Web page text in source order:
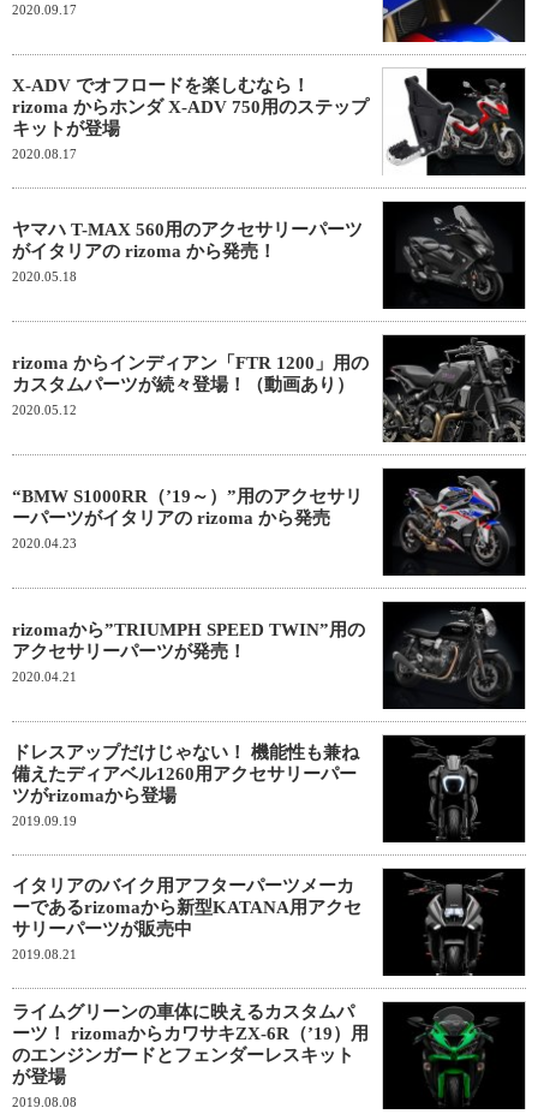
2020.09.17
X-ADV でオフロードを楽しむなら！
rizoma からホンダ X-ADV 750用のステップ
キットが登場
2020.08.17
ヤマハ T-MAX 560用のアクセサリーパーツ
がイタリアの rizoma から発売！
2020.05.18
rizoma からインディアン「FTR 1200」用の
カスタムパーツが続々登場！（動画あり）
2020.05.12
“BMW S1000RR（’19～）”用のアクセサリ
ーパーツがイタリアの rizoma から発売
2020.04.23
rizomaから”TRIUMPH SPEED TWIN”用の
アクセサリーパーツが発売！
2020.04.21
ドレスアップだけじゃない！ 機能性も兼ね
備えたディアベル1260用アクセサリーパー
ツがrizomaから登場
2019.09.19
イタリアのバイク用アフターパーツメーカ
ーであるrizomaから新型KATANA用アクセ
サリーパーツが販売中
2019.08.21
ライムグリーンの車体に映えるカスタムパ
ーツ！ rizomaからカワサキZX-6R（’19）用
のエンジンガードとフェンダーレスキット
が登場
2019.08.08